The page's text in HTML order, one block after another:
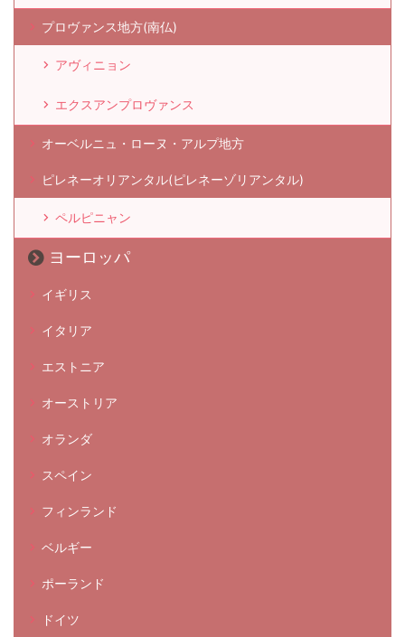
プロヴァンス地方(南仏)
アヴィニョン
エクスアンプロヴァンス
オーベルニュ・ローヌ・アルプ地方
ピレネーオリアンタル(ピレネーゾリアンタル)
ペルピニャン
ヨーロッパ
イギリス
イタリア
エストニア
オーストリア
オランダ
スペイン
フィンランド
ベルギー
ポーランド
ドイツ